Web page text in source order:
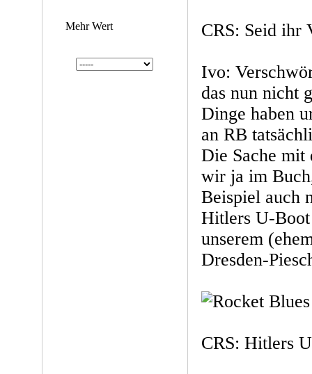
Mehr Wert CRS: Seid ihr
Ivo:
das nun nicht
Dinge haben
an RB
Die Sache mit
wir ja im
Beispiel auch
Hitlers U-Boot
unserem
Dresden-
CRS: Hitlers